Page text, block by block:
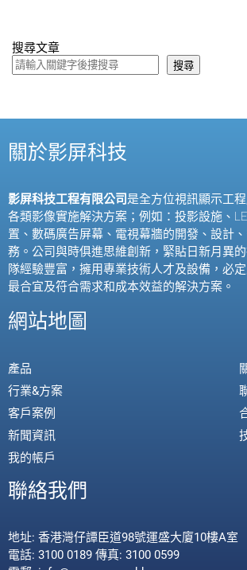
搜尋文章
搜尋
關於影屏科技
影屏科技工程有限公司是全方位視訊顯示工
各類影像實施解決方案；例如：投影設施、
置、數碼廣告屏幕、電視幕牆的開發、設計
務。公司與時俱進思維創新，緊貼日新月異
隊經驗豐富，擁用專業技術人才及設備，必
最合宜及符合需求和成本效益的解決方案。
網站地圖
產品
行業&方案
客戶案例
新聞資訊
我的帳戶
聯絡我們
地址: 香港灣仔譚臣道98號運盛大廈10樓A室
電話: 3100 0189 傳真: 3100 0599